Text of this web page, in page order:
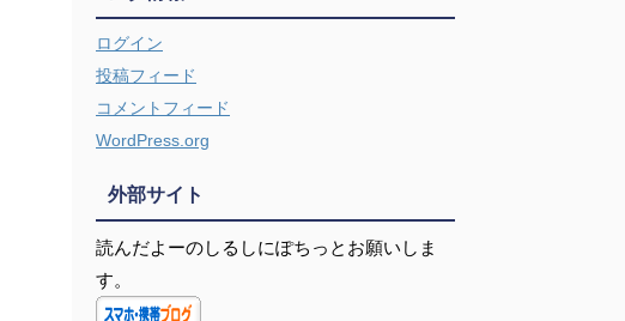
ログイン
投稿フィード
コメントフィード
WordPress.org
外部サイト
読んだよーのしるしにぽちっとお願いしま
す。